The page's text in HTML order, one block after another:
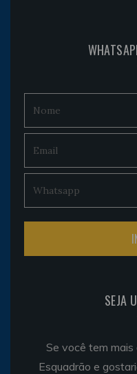
SEJA
Se você tem
Esquadrão e